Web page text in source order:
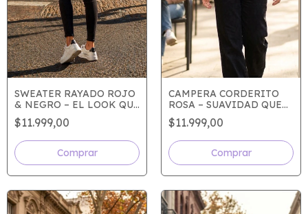
SWEATER RAYADO ROJO
& NEGRO – EL LOOK QUE
IMPACTA SIN PEDIR
PERMISO
$11.999,00
CAMPERA CORDERITO
ROSA – SUAVIDAD QUE
ENAMORA A PRIMERA
VISTA
$11.999,00